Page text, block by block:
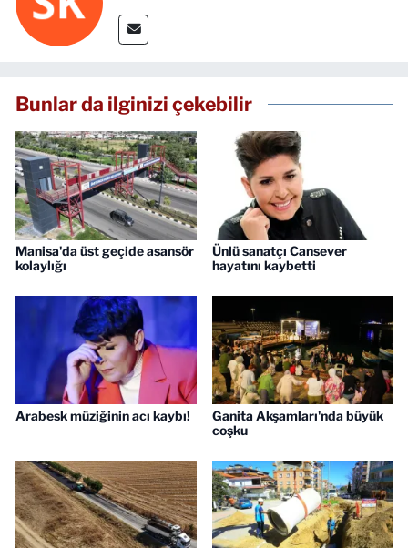
Bunlar da ilginizi çekebilir
Manisa'da üst geçide asansör
kolaylığı
Ünlü sanatçı Cansever
hayatını kaybetti
Arabesk müziğinin acı kaybı!
Ganita Akşamları'nda büyük
coşku